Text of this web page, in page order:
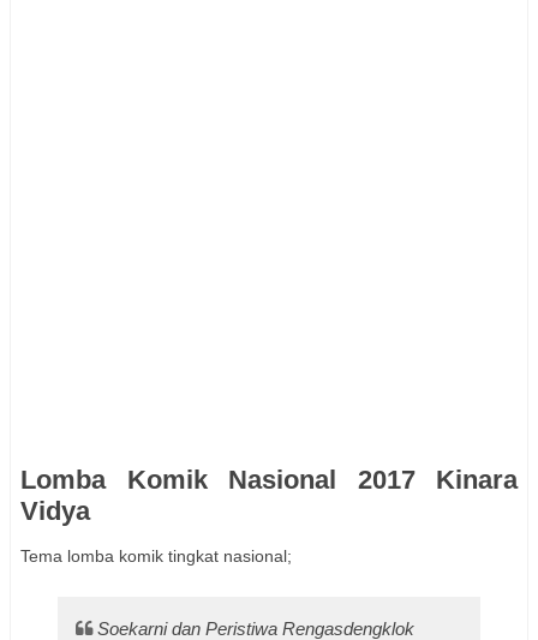
Lomba Komik Nasional 2017 Kinara
Vidya
Tema lomba komik tingkat nasional;
Soekarni dan Peristiwa Rengasdengklok